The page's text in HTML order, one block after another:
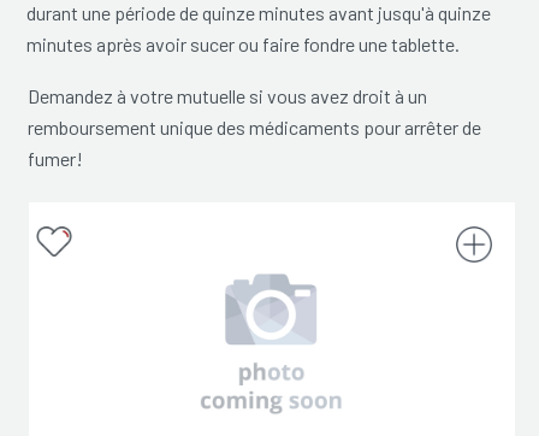
durant une période de quinze minutes avant jusqu'à quinze
minutes après avoir sucer ou faire fondre une tablette.
Demandez à votre mutuelle si vous avez droit à un
remboursement unique des médicaments pour arrêter de
fumer!